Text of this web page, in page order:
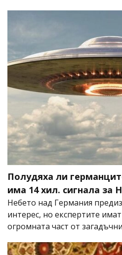
Полудяха ли
има 14 хил. сигнала за
Небето над Германия
интерес, но експертите
огромната част от